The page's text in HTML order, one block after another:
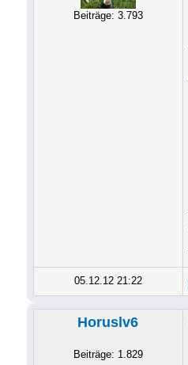
Beiträge: 3.793
05.12.12 21:22
Horuslv6
Beiträge: 1.829